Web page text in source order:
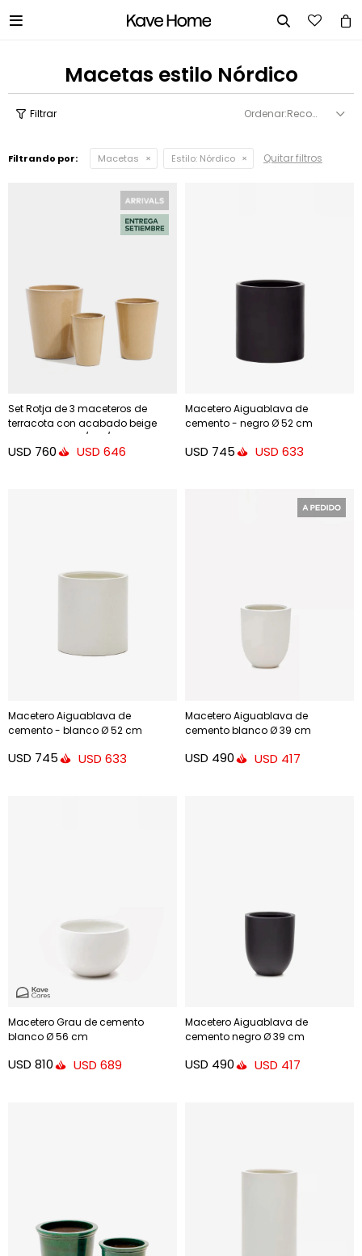
 
Macetas estilo Nórdico
Recomendados
Filtrando por: Macetas Estilo: Nórdico Quitar filtros
Set Rotja de 3 maceteros de
terracota con acabado beige
glaseado Ø 26 / 35 / 47 cm.
USD 760 USD 646
Macetero Aiguablava de
cemento - negro Ø 52 cm
USD 745 USD 633
Macetero Aiguablava de
cemento - blanco Ø 52 cm
USD 745 USD 633
Macetero Aiguablava de
cemento blanco Ø 39 cm
USD 490 USD 417
Macetero Grau de cemento
blanco Ø 56 cm
USD 810 USD 689
Macetero Aiguablava de
cemento negro Ø 39 cm
USD 490 USD 417